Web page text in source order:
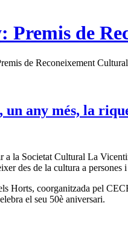
Premis de
de Reconeixement
any més, la
a la Societat Cultural La
des de la cultura a persones
Horts, coorganitzada pel
el seu 50è aniversari.